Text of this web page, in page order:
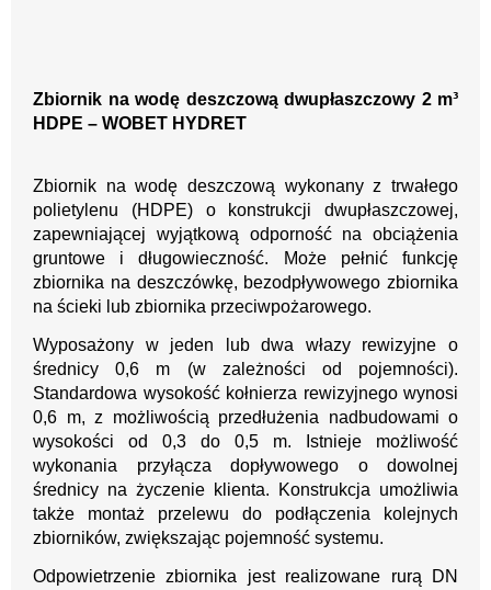
Zbiornik na wodę deszczową dwupłaszczowy 2 m³
HDPE – WOBET HYDRET
Zbiornik na wodę deszczową wykonany z trwałego
polietylenu (HDPE) o konstrukcji dwupłaszczowej,
zapewniającej wyjątkową odporność na obciążenia
gruntowe i długowieczność. Może pełnić funkcję
zbiornika na deszczówkę, bezodpływowego zbiornika
na ścieki lub zbiornika przeciwpożarowego.
Wyposażony w jeden lub dwa włazy rewizyjne o
średnicy 0,6 m (w zależności od pojemności).
Standardowa wysokość kołnierza rewizyjnego wynosi
0,6 m, z możliwością przedłużenia nadbudowami o
wysokości od 0,3 do 0,5 m. Istnieje możliwość
wykonania przyłącza dopływowego o dowolnej
średnicy na życzenie klienta. Konstrukcja umożliwia
także montaż przelewu do podłączenia kolejnych
zbiorników, zwiększając pojemność systemu.
Odpowietrzenie zbiornika jest realizowane rurą DN